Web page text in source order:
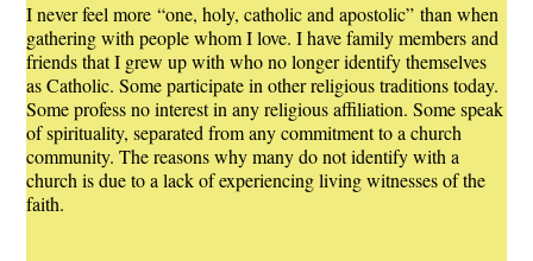
I never feel more “one, holy, catholic and apostolic” than when
gathering with people whom I love. I have family members and
friends that I grew up with who no longer identify themselves
as Catholic. Some participate in other religious traditions today.
Some profess no interest in any religious affiliation. Some speak
of spirituality, separated from any commitment to a church
community. The reasons why many do not identify with a
church is due to a lack of experiencing living witnesses of the
faith.